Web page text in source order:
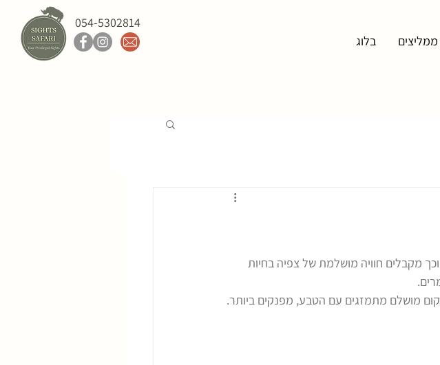
054-5302814
בלוג
מקבלים חוויה מושלמת של צפיה בחיות
מושלם מתמזגים עם הטבע, מפנקים ביותר.